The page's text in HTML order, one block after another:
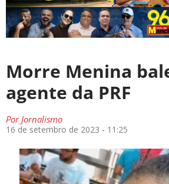
Morre Menina
agente da PRF
PorJornalismo
16 de setembro de 2023 - 11:25